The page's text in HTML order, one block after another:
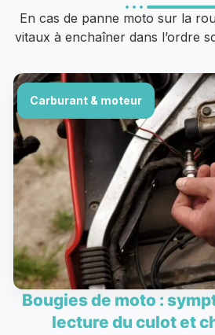
En cas de panne moto sur la
vitaux à enchaîner dans l’ordre
Carburant & moteur
Bougies de moto :
lecture du culot et